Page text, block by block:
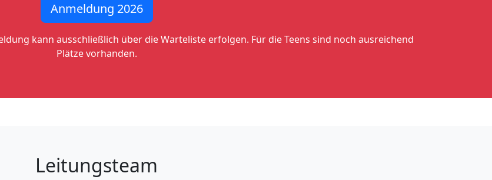
Anmeldung 2026
kann ausschließlich über die Warteliste erfolgen. Für die Teens sind noch ausreichend
Plätze vorhanden.
Leitungsteam